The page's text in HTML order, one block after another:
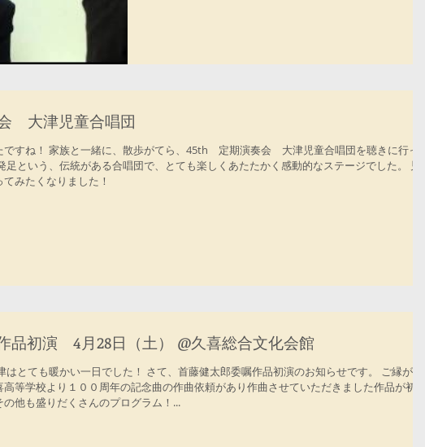
大津児童合唱団
ですね！ 家族と一緒に、散歩がてら、45th 定期演奏会 大津児童合唱団を聴きに行って
足という、伝統がある合唱団で、とても楽しくあたたかく感動的なステージでした。 児童
みたくなりました！
品初演 4月28日（土） @久喜総合文化会館
はとても暖かい一日でした！ さて、首藤健太郎委嘱作品初演のお知らせです。 ご縁があ
等学校より１００周年の記念曲の作曲依頼があり作曲させていただきました作品が初演
他も盛りだくさんのプログラム！...